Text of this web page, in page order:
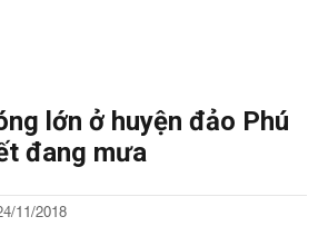
lớn ở huyện đảo Phú
đang mưa
11/2018